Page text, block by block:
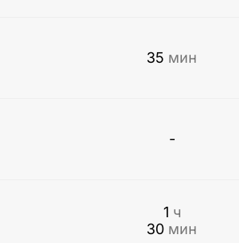
35 мин
-
1 ч
30 мин